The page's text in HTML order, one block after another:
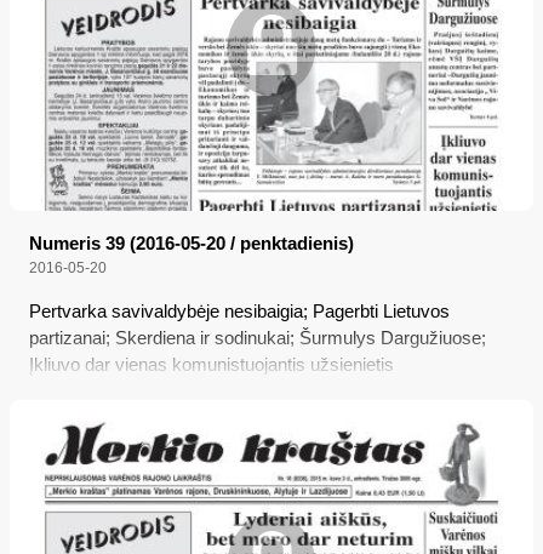
Numeris 39 (2016-05-20 / penktadienis)
2016-05-20
Pertvarka savivaldybėje nesibaigia; Pagerbti Lietuvos
partizanai; Skerdiena ir sodinukai; Šurmulys Dargužiuose;
Įkliuvo dar vienas komunistuojantis užsienietis